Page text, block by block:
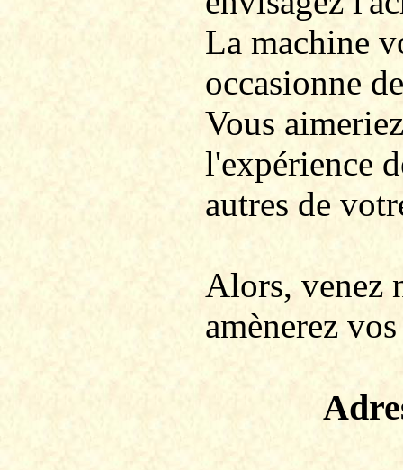
La machine
occasionne
Vous
l'expérience
autres de
Alors, venez
amènerez